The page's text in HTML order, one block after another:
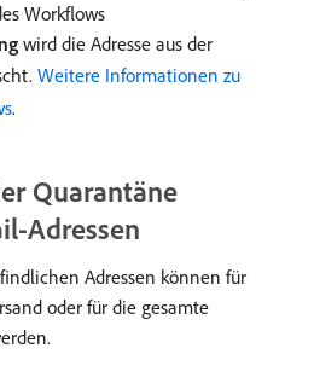
Workflows
wird die Adresse aus der
Weitere Informationen zu
.
Quarantäne
Adressen
Adressen können für
oder für die gesamte